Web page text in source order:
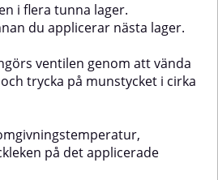
i flera tunna lager.
du applicerar nästa lager.
ventilen genom att vända
trycka på munstycket i cirka
på det applicerade